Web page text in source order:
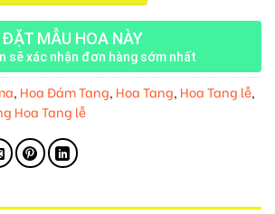
ĐẶT MẪU HOA NÀY
sẽ xác nhận đơn hàng sớm nhất
, Hoa Đám Tang, Hoa Tang, Hoa Tang lễ,
Hoa Tang lễ